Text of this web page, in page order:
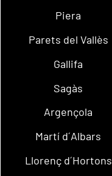
Piera
Parets del Vallès
Gallifa
Sagàs
Argençola
Martí d´Albars
Llorenç d´Hortons